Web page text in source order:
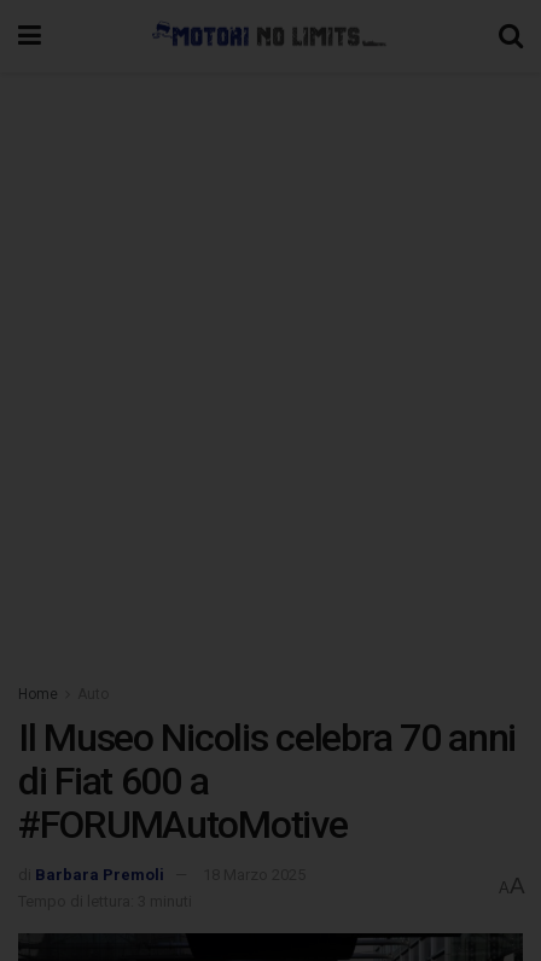
Home
Il Museo Nicolis celebra 70 anni
di Fiat 600 a
#FORUMAutoMotive
Barbara Premoli
AA